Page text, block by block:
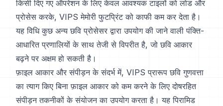
किसी दिए गए ऑपरेशन के लिए केवल आवश्यक टाइलों को लोड और
प्रोसेस करके, VIPS मेमोरी फुटप्रिंट को काफी कम कर देता है।
यह विधि कुछ अन्य छवि प्रोसेसर द्वारा उपयोग की जाने वाली पंक्ति-
आधारित प्रणालियों के साथ तेजी से विपरीत है, जो छवि आकार
बढ़ने पर अक्षम हो सकती है।
फ़ाइल आकार और संपीड़न के संदर्भ में, VIPS प्रारूप छवि गुणवत्ता
का त्याग किए बिना फ़ाइल आकार को कम करने के लिए दोषरहित
संपीड़न तकनीकों के संयोजन का उपयोग करता है। यह पिरामिड